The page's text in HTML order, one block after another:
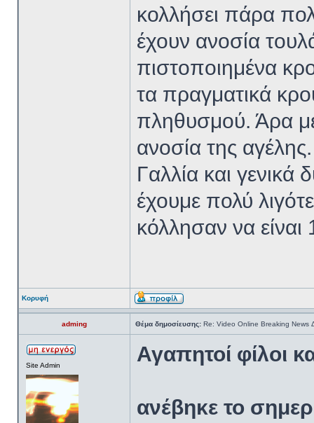
κολλήσει πάρα
έχουν ανοσία
πιστοποιημένα
τα πραγματικά
πληθυσμού. Άρα με
ανοσία της αγέλης.
Γαλλία και
έχουμε πολύ
κόλλησαν να
Κορυφή
adming Θέμα δημοσίευσης: Re: Video Online Breaking News
Site Admin Αγαπητοί φίλοι
ανέβηκε το